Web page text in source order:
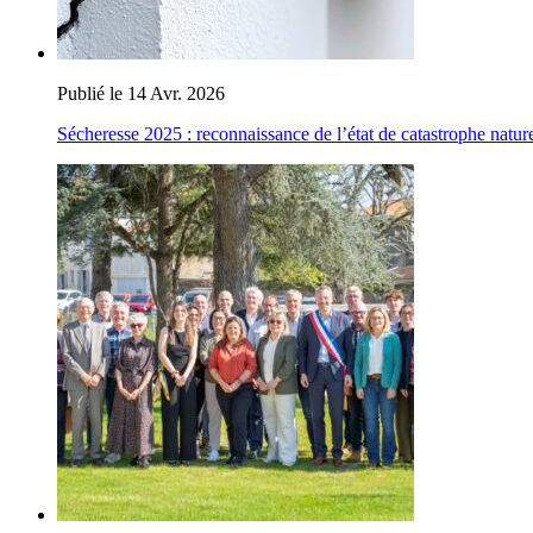
Publié le 14 Avr. 2026
Sécheresse 2025 : reconnaissance de l’état de catastrophe